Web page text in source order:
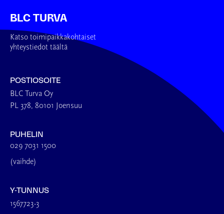
BLC TURVA
Katso toimipaikkakohtaiset
yhteystiedot täältä
POSTIOSOITE
BLC Turva Oy
PL 378, 80101 Joensuu
PUHELIN
029 7031 1500
(vaihde)
Y-TUNNUS
1567723-3